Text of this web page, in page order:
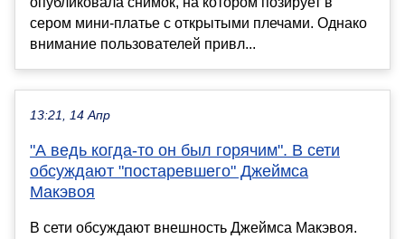
сером мини-платье с открытыми плечами. Однако
внимание пользователей привл...
13:21, 14 Апр
"А ведь когда-то он был горячим". В сети
обсуждают "постаревшего" Джеймса
Макэвоя
В сети обсуждают внешность Джеймса Макэвоя.